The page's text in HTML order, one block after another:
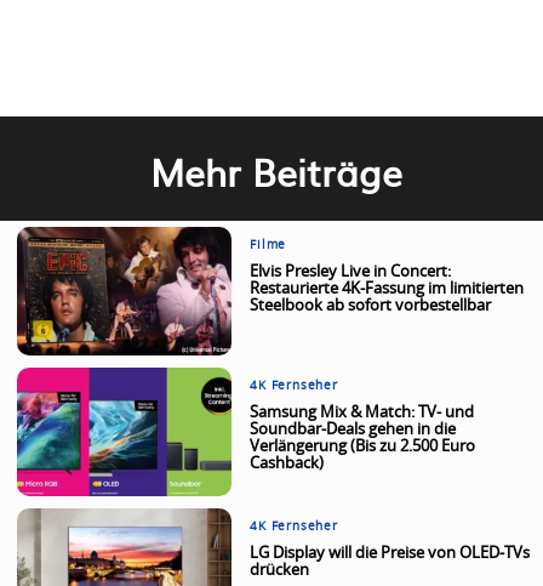
Mehr Beiträge
Filme
Elvis Presley Live in Concert:
Restaurierte 4K-Fassung im limitierten
Steelbook ab sofort vorbestellbar
4K Fernseher
Samsung Mix & Match: TV- und
Soundbar-Deals gehen in die
Verlängerung (Bis zu 2.500 Euro
Cashback)
4K Fernseher
LG Display will die Preise von OLED-TVs
drücken